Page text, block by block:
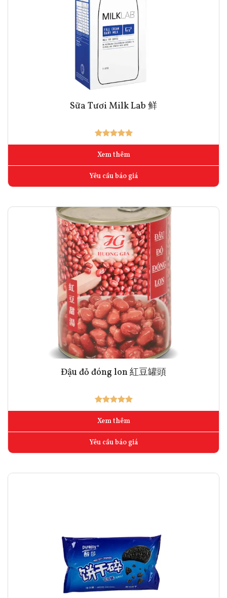
Sữa Tươi Milk Lab 鲜
Xem thêm
Yêu cầu báo giá
Đậu đỏ đóng lon 紅豆罐頭
Xem thêm
Yêu cầu báo giá